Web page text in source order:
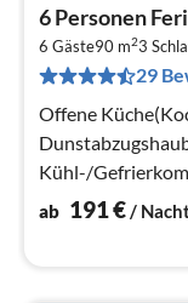
6 Personen
6 Gäste90 m23
29
Offene
Kühl-/
Wohn-/
ab 191€/